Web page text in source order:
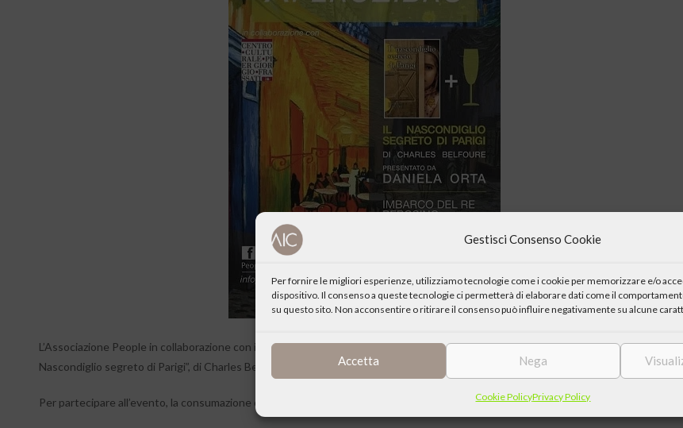
Gestisci Consenso Cookie
Per fornire le migliori esperienze, utilizziamo tecnologie come i cookie per memorizzare e/o
dispositivo. Il consenso a queste tecnologie ci permetterà di elaborare dati come il
su questo sito. Non acconsentire o ritirare il consenso può influire negativamente su alcune
Accetta Nega
Cookie PolicyPrivacy Policy
L’Associazione People in collaborazione con il Centro Culturale “Pier Giorgio Frassati” organizza la presentazione del libro “Il
Nascondiglio segreto di Parigi”, di Charles Belfoure.
Per partecipare all’evento, la consumazione è obbligatoria (12 € a testa, comprensivi di aperitivo a buffet).